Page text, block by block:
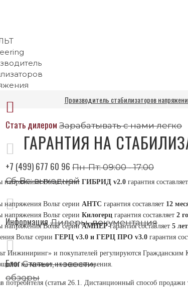
Стать дилером Зарабатывать с нами легко
+7 (499) 677 60 96 Пн-Пт: 09:00 - 17:00
Сб-Вс: выходной
ИнформацияДилеры, документация
БлогСтатьи, новости,
обзоры
Производитель стабилизаторов
ГАРАНТИЯ НА
напряжения Вольт серии ГИБРИД v2.0 гарантия составляет
напряжения Вольт серии АНТС гарантия составляет 12
напряжения Вольт серии Килогерц гарантия составляет 2
напряжения Вольт серииАМПЕРгарантия составляет 5 лет
Вольт серии ГЕРЦ v3.0 и ГЕРЦ ПРО v3.0 гарантия
и покупателей регулируются Гражданским
на момент их возникновения.
потребителя (статья 26.1. Дистанционный способ